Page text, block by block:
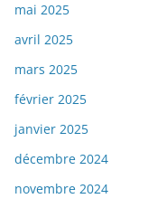
mai 2025
avril 2025
mars 2025
février 2025
janvier 2025
décembre 2024
novembre 2024